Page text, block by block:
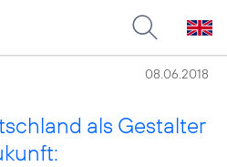
08.06.2018
als Gestalter